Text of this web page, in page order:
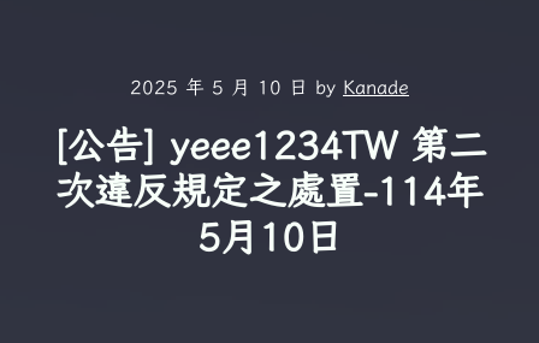
2025 年 5 月 10 日 by Kanade
[公告] yeee1234TW 第二
次違反規定之處置-114年
5月10日